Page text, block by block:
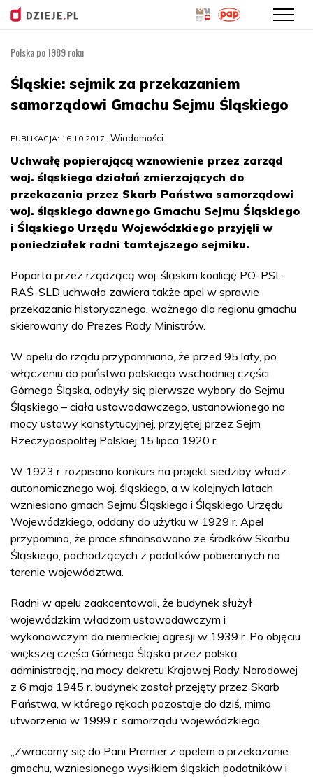
treści
Polska po 1989 roku
Śląskie: sejmik za przekazaniem
samorządowi Gmachu Sejmu Śląskiego
PUBLIKACJA: 16.10.2017 Wiadomości
Uchwałę popierającą wznowienie przez zarząd
woj. śląskiego działań zmierzających do
przekazania przez Skarb Państwa samorządowi
woj. śląskiego dawnego Gmachu Sejmu Śląskiego
i Śląskiego Urzędu Wojewódzkiego przyjęli w
poniedziałek radni tamtejszego sejmiku.
Poparta przez rządzącą woj. śląskim koalicję PO-PSL-
RAŚ-SLD uchwała zawiera także apel w sprawie
przekazania historycznego, ważnego dla regionu gmachu
skierowany do Prezes Rady Ministrów.
W apelu do rządu przypomniano, że przed 95 laty, po
włączeniu do państwa polskiego wschodniej części
Górnego Śląska, odbyły się pierwsze wybory do Sejmu
Śląskiego – ciała ustawodawczego, ustanowionego na
mocy ustawy konstytucyjnej, przyjętej przez Sejm
Rzeczypospolitej Polskiej 15 lipca 1920 r.
W 1923 r. rozpisano konkurs na projekt siedziby władz
autonomicznego woj. śląskiego, a w kolejnych latach
wzniesiono gmach Sejmu Śląskiego i Śląskiego Urzędu
Wojewódzkiego, oddany do użytku w 1929 r. Apel
przypomina, że prace sfinansowano ze środków Skarbu
Śląskiego, pochodzących z podatków pobieranych na
terenie województwa.
Radni w apelu zaakcentowali, że budynek służył
wojewódzkim władzom ustawodawczym i
wykonawczym do niemieckiej agresji w 1939 r. Po objęciu
większej części Górnego Śląska przez polską
administrację, na mocy dekretu Krajowej Rady Narodowej
z 6 maja 1945 r. budynek został przejęty przez Skarb
Państwa, w którego rękach pozostaje do dziś, mimo
utworzenia w 1999 r. samorządu wojewódzkiego.
„Zwracamy się do Pani Premier z apelem o przekazanie
gmachu, wzniesionego wysiłkiem śląskich podatników i